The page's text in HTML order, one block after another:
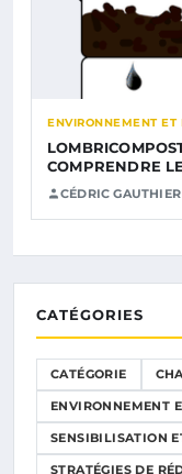
ENVIRONNEMENT ET
COMPRENDRE
CÉDRIC GAUTHIER
CATÉGORIES
CATÉGORIE
ENVIRONNEMENT
SENSIBILISATION
STRATÉGIES DE